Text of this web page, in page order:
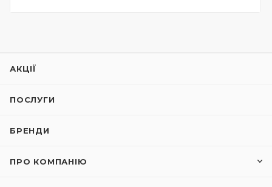
АКЦІЇ
ПОСЛУГИ
БРЕНДИ
ПРО КОМПАНІЮ